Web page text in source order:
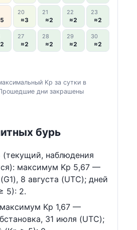
20
≈3
21
≈2
22
≈2
23
≈2
27
≈2
28
≈2
29
≈2
30
≈2
Kp за сутки в
дни закрашены
бурь
(текущий, наблюдения
максимум Kp 5,67 —
8 августа (UTC); дней
5): 2.
Kp 1,67 —
31 июля (UTC);